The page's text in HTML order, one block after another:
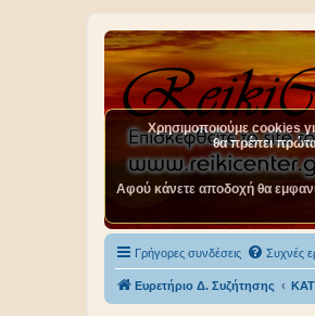
Γρήγορες συνδέσεις Συχνές
Ευρετήριο Δ. Συζήτησης
Χρησιμοποιούμε cookies
θα πρέπει
Αφού κάνετε αποδοχή θα